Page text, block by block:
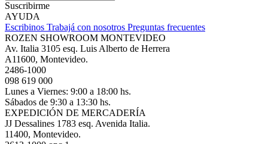
Suscribirme
AYUDA
Escribinos Trabajá con nosotros Preguntas frecuentes
ROZEN SHOWROOM MONTEVIDEO
Av. Italia 3105 esq. Luis Alberto de Herrera
A11600, Montevideo.
2486-1000
098 619 000
Lunes a Viernes: 9:00 a 18:00 hs.
Sábados de 9:30 a 13:30 hs.
EXPEDICIÓN DE MERCADERÍA
JJ Dessalines 1783 esq. Avenida Italia.
11400, Montevideo.